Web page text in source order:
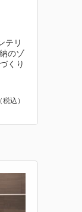
テリ
のゾ
くり